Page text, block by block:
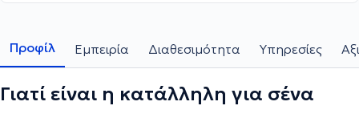
Προφίλ Εμπειρία Διαθεσιμότητα Υπηρεσίες
Γιατί είναι η κατάλληλη για σένα